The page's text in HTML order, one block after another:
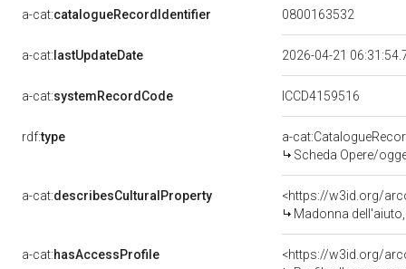
a-cat:catalogueRecordIdentifier 0800163532
a-cat: lastUpdateDate 2026-04-21
a-cat:systemRecordCode ICCD4159516
rdf:type
a-
Scheda Opere/
a-cat:describesCulturalProperty
<https://w3id.org/
Madonna dell'aiuto,
a-cat:hasAccessProfile
<https://w3id.org/